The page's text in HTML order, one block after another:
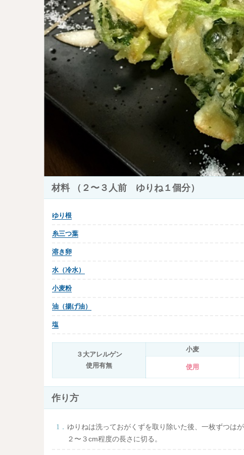
材料 （２〜３人前 ゆりね１個分）
ゆり根
糸三つ葉
溶き卵
水（冷水）
小麦粉
油（揚げ油）
塩
３大アレルゲン
使用有無
小麦
使用
作り方
ゆりねは洗っておがくずを取り除いた後、一枚ずつは
２〜３cm程度の長さに切る。